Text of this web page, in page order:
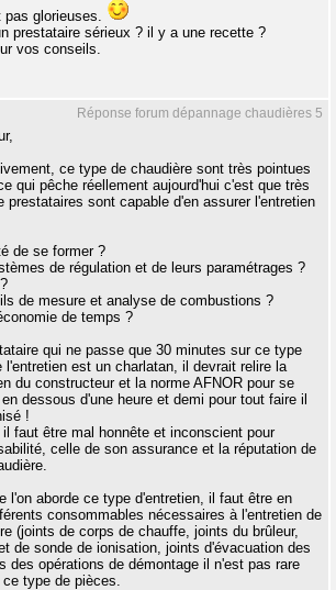
glorieuses.
prestataire sérieux ? il y a une recette ?
vos conseils.
Réponse forum dépannage chaudières 5
ce type de chaudière sont très pointues
qui pêche réellement aujourd'hui c'est que très
prestataires sont capable d'en assurer l'entretien
de se former ?
de régulation et de leurs paramétrages ?
de mesure et analyse de combustions ?
de temps ?
qui ne passe que 30 minutes sur ce type
l'entretien est un charlatan, il devrait relire la
du constructeur et la norme AFNOR pour se
dessous d'une heure et demi pour tout faire il
!
il faut être mal honnête et inconscient pour
celle de son assurance et la réputation de
l'on aborde ce type d'entretien, il faut être en
consommables nécessaires à l'entretien de
(joints de corps de chauffe, joints du brûleur,
de sonde de ionisation, joints d'évacuation des
des opérations de démontage il n'est pas rare
type de pièces.